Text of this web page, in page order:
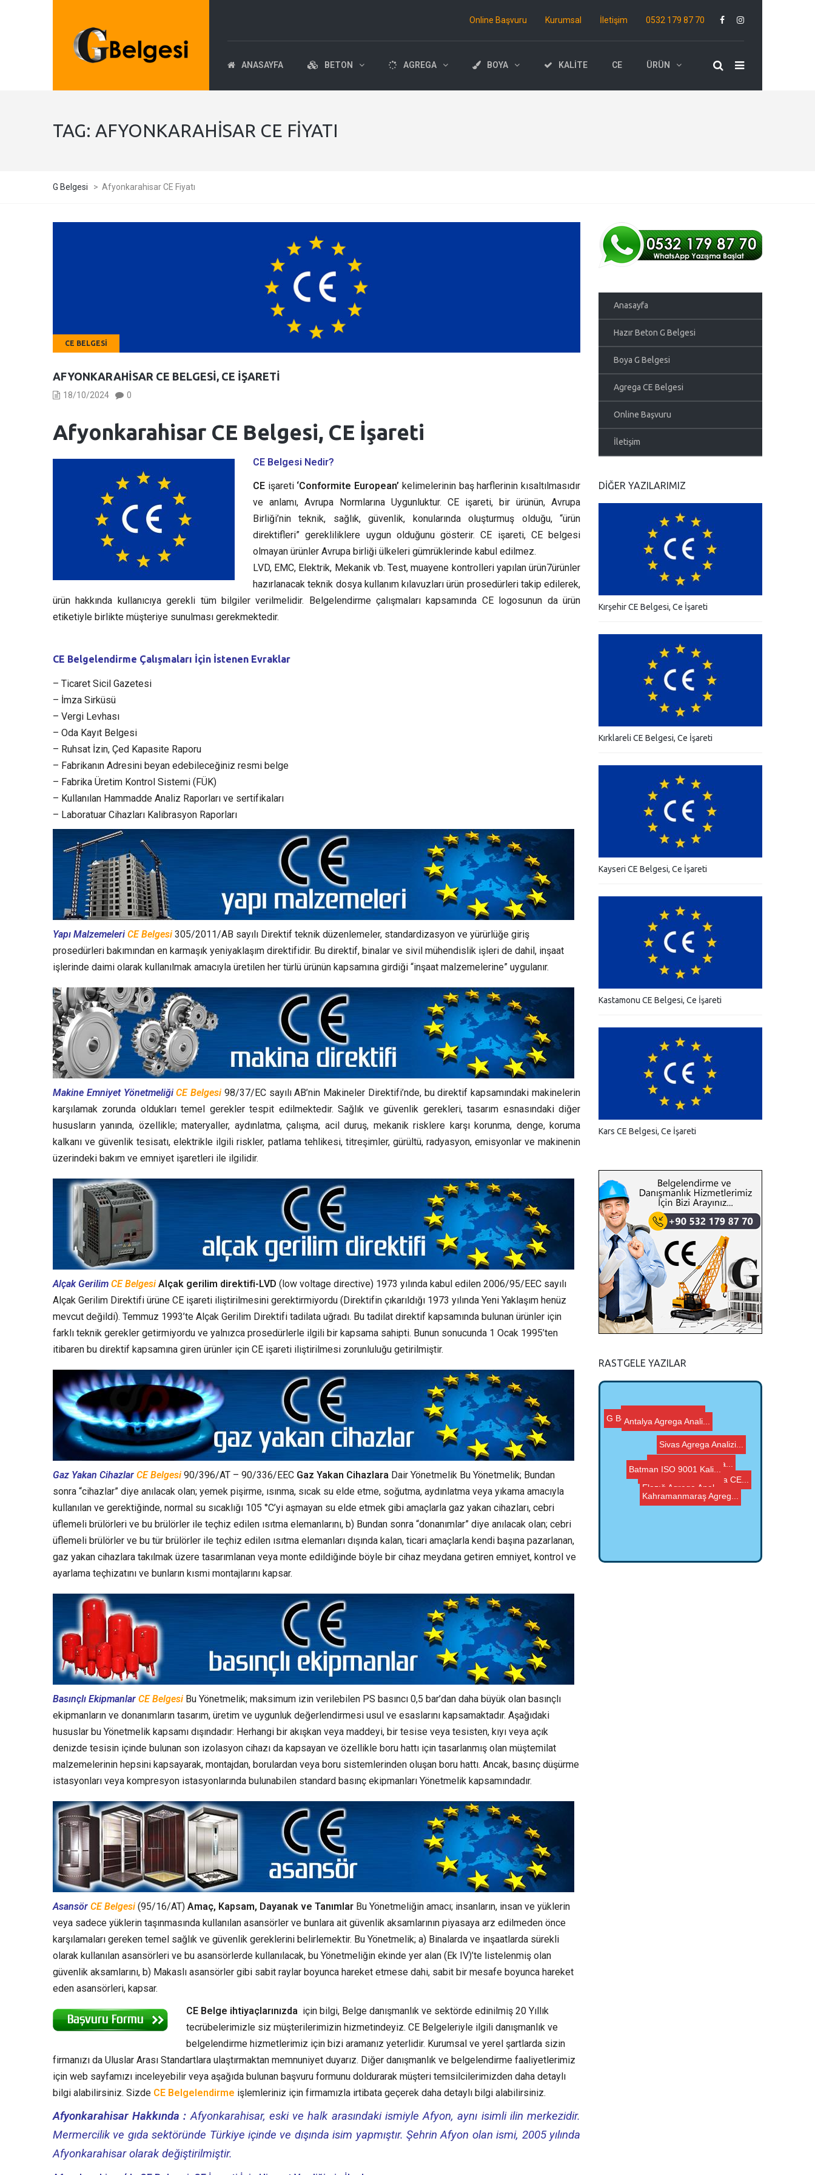
Online Başvuru Kurumsal İletişim 0532 179 87 70
ANASAYFA BETON AGREGA BOYA KALITE CE ÜRÜN
TAG: AFYONKARAHISAR CE FIYATI
G Belgesi > Afyonkarahisar CE Fiyatı
CE BELGESI
AFYONKARAHISAR CE BELGESI, CE İŞARETI
18/10/2024 0
Afyonkarahisar CE Belgesi, CE İşareti
CE Belgesi Nedir?
CE işareti ‘Conformite European’ kelimelerinin baş harflerinin kısaltılmasıdır
ve anlamı, Avrupa Normlarına Uygunluktur. CE işareti, bir ürünün, Avrupa
Birliği’nin teknik, sağlık, güvenlik, konularında oluşturmuş olduğu, “ürün
direktifleri” gerekliliklere uygun olduğunu gösterir. CE işareti, CE belgesi
olmayan ürünler Avrupa birliği ülkeleri gümrüklerinde kabul edilmez.
LVD, EMC, Elektrik, Mekanik vb. Test, muayene kontrolleri yapılan ürün7ürünler
hazırlanacak teknik dosya kullanım kılavuzları ürün prosedürleri takip edilerek,
ürün hakkında kullanıcıya gerekli tüm bilgiler verilmelidir. Belgelendirme çalışmaları kapsamında CE logosunun da ürün
etiketiyle birlikte müşteriye sunulması gerekmektedir.
CE Belgelendirme Çalışmaları İçin İstenen Evraklar
– Ticaret Sicil Gazetesi
– İmza Sirküsü
– Vergi Levhası
– Oda Kayıt Belgesi
– Ruhsat İzin, Çed Kapasite Raporu
– Fabrikanın Adresini beyan edebileceğiniz resmi belge
– Fabrika Üretim Kontrol Sistemi (FÜK)
– Kullanılan Hammadde Analiz Raporları ve sertifikaları
– Laboratuar Cihazları Kalibrasyon Raporları
Yapı Malzemeleri CE Belgesi 305/2011/AB sayılı Direktif teknik düzenlemeler, standardizasyon ve yürürlüğe giriş
prosedürleri bakımından en karmaşık yeniyaklaşım direktifidir. Bu direktif, binalar ve sivil mühendislik işleri de dahil, inşaat
işlerinde daimi olarak kullanılmak amacıyla üretilen her türlü ürünün kapsamına girdiği “inşaat malzemelerine” uygulanır.
Makine Emniyet YönetmeliğiCE Belgesi 98/37/EC sayılı AB’nin Makineler Direktifi’nde, bu direktif kapsamındaki makinelerin
karşılamak zorunda oldukları temel gerekler tespit edilmektedir. Sağlık ve güvenlik gerekleri, tasarım esnasındaki diğer
hususların yanında, özellikle; materyaller, aydınlatma, çalışma, acil duruş, mekanik risklere karşı korunma, denge, koruma
kalkanı ve güvenlik tesisatı, elektrikle ilgili riskler, patlama tehlikesi, titreşimler, gürültü, radyasyon, emisyonlar ve makinenin
üzerindeki bakım ve emniyet işaretleri ile ilgilidir.
Alçak Gerilim CE Belgesi Alçak gerilim direktifi-LVD (low voltage directive) 1973 yılında kabul edilen 2006/95/EEC sayılı
Alçak Gerilim Direktifi ürüne CE işareti iliştirilmesini gerektirmiyordu (Direktifin çıkarıldığı 1973 yılında Yeni Yaklaşım henüz
mevcut değildi). Temmuz 1993’te Alçak Gerilim Direktifi tadilata uğradı. Bu tadilat direktif kapsamında bulunan ürünler için
farklı teknik gerekler getirmiyordu ve yalnızca prosedürlerle ilgili bir kapsama sahipti. Bunun sonucunda 1 Ocak 1995’ten
itibaren bu direktif kapsamına giren ürünler için CE işareti iliştirilmesi zorunluluğu getirilmiştir.
Gaz Yakan Cihazlar CE Belgesi 90/396/AT – 90/336/EEC Gaz Yakan Cihazlara Dair Yönetmelik Bu Yönetmelik; Bundan
sonra “cihazlar” diye anılacak olan; yemek pişirme, ısınma, sıcak su elde etme, soğutma, aydınlatma veya yıkama amacıyla
kullanılan ve gerektiğinde, normal su sıcaklığı 105 °C’yi aşmayan su elde etmek gibi amaçlarla gaz yakan cihazları, cebri
üflemeli brülörleri ve bu brülörler ile teçhiz edilen ısıtma elemanlarını, b) Bundan sonra “donanımlar” diye anılacak olan; cebri
üflemeli brülörler ve bu tür brülörler ile teçhiz edilen ısıtma elemanları dışında kalan, ticari amaçlarla kendi başına pazarlanan,
gaz yakan cihazlara takılmak üzere tasarımlanan veya monte edildiğinde böyle bir cihaz meydana getiren emniyet, kontrol ve
ayarlama teçhizatını ve bunların kısmi montajlarını kapsar.
Basınçlı Ekipmanlar CE Belgesi Bu Yönetmelik; maksimum izin verilebilen PS basıncı 0,5 bar’dan daha büyük olan basınçlı
ekipmanların ve donanımların tasarım, üretim ve uygunluk değerlendirmesi usul ve esaslarını kapsamaktadır. Aşağıdaki
hususlar bu Yönetmelik kapsamı dışındadır: Herhangi bir akışkan veya maddeyi, bir tesise veya tesisten, kıyı veya açık
denizde tesisin içinde bulunan son izolasyon cihazı da kapsayan ve özellikle boru hattı için tasarlanmış olan müştemilat
malzemelerinin hepsini kapsayarak, montajdan, borulardan veya boru sistemlerinden oluşan boru hattı. Ancak, basınç düşürme
istasyonları veya kompresyon istasyonlarında bulunabilen standard basınç ekipmanları Yönetmelik kapsamındadır.
Asansör CE Belgesi (95/16/AT) Amaç, Kapsam, Dayanak ve Tanımlar Bu Yönetmeliğin amacı; insanların, insan ve yüklerin
veya sadece yüklerin taşınmasında kullanılan asansörler ve bunlara ait güvenlik aksamlarının piyasaya arz edilmeden önce
karşılamaları gereken temel sağlık ve güvenlik gereklerini belirlemektir. Bu Yönetmelik; a) Binalarda ve inşaatlarda sürekli
olarak kullanılan asansörleri ve bu asansörlerde kullanılacak, bu Yönetmeliğin ekinde yer alan (Ek IV)’te listelenmiş olan
güvenlik aksamlarını, b) Makaslı asansörler gibi sabit raylar boyunca hareket etmese dahi, sabit bir mesafe boyunca hareket
eden asansörleri, kapsar.
CE Belge ihtiyaçlarınızda için bilgi, Belge danışmanlık ve sektörde edinilmiş 20 Yıllık
tecrübelerimizle siz müşterilerimizin hizmetindeyiz. CE Belgeleriyle ilgili danışmanlık ve
belgelendirme hizmetlerimiz için bizi aramanız yeterlidir. Kurumsal ve yerel şartlarda sizin
firmanızı da Uluslar Arası Standartlara ulaştırmaktan memnuniyet duyarız. Diğer danışmanlık ve belgelendirme faaliyetlerimiz
için web sayfamızı inceleyebilir veya aşağıda bulunan başvuru formunu doldurarak müşteri temsilcilerimizden daha detaylı
bilgi alabilirsiniz. Sizde CE Belgelendirme işlemleriniz için firmamızla irtibata geçerek daha detaylı bilgi alabilirsiniz.
Afyonkarahisar Hakkında : Afyonkarahisar, eski ve halk arasındaki ismiyle Afyon, aynı isimli ilin merkezidir.
Mermercilik ve gıda sektöründe Türkiye içinde ve dışında isim yapmıştır. Şehrin Afyon olan ismi, 2005 yılında
Afyonkarahisar olarak değiştirilmiştir.
Anasayfa
Hazır Beton G Belgesi
Boya G Belgesi
Agrega CE Belgesi
Online Başvuru
İletişim
DIĞER YAZILARIMIZ
Kırşehir CE Belgesi, Ce İşareti
Kırklareli CE Belgesi, Ce İşareti
Kayseri CE Belgesi, Ce İşareti
Kastamonu CE Belgesi, Ce İşareti
Kars CE Belgesi, Ce İşareti
RASTGELE YAZILAR
Muğla Agrega Analiz...
Sivas Agrega Analizi...
Bitlis Agrega Analiz...
G Belgesi, Agrega CE...
Şırnak ISO 9001 Ka...
Elazığ Agrega Anal...
Batman ISO 9001 Kali...
G Belgesi, Agrega CE...
Kahramanmaraş Agreg...
Antalya Agrega Anali...